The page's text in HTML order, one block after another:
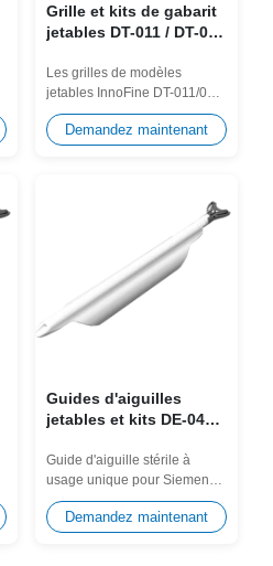
Grille et kits de gabarit
jetables DT-011 / DT-012
AccuCare, BK Medical,
EXSOTEC Stepper
Les grilles de modèles
jetables InnoFine DT-011/012
sont conçues sur mesure pour
les steppers...
Demandez maintenant
Guides d'aiguilles
jetables et kits DE-042
10MC3
Guide d'aiguille stérile à
usage unique pour Siemens
10MC3. Conçu pour éliminer
la...Demandez maintenant